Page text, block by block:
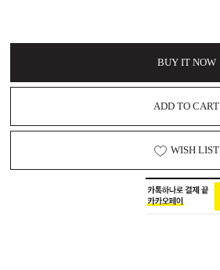
BUY IT NOW
ADD TO CART
WISH LIST